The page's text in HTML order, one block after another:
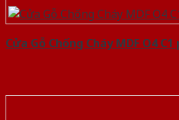
Cửa Gỗ Chống Cháy MDF O4